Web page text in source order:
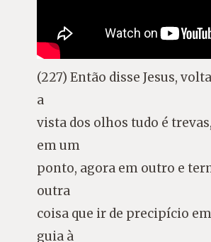
(227) Então disse Jesus,
a
vista dos olhos tudo é
em um
ponto, agora em outro e
outra
coisa que ir de precipício
guia à